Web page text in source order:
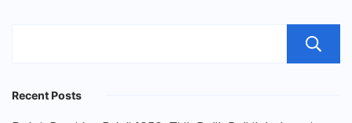
Recent Posts